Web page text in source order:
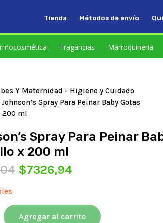
Tienda Métodos de envío
Fragancias Marroquineria
Y Maternidad - Higiene y Cuidado
Johnson’s Spray Para Peinar Baby Gotas
200 ml
Spray Para Peinar
x 200 ml
El
era:
$8141,04.
$7326,94El
es:
$7326,94.
Agregar al carrito